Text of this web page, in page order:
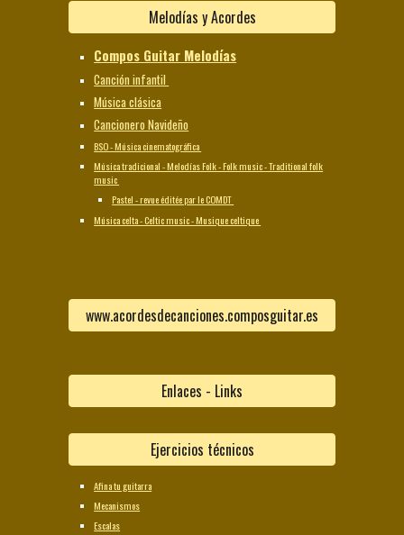
Melodías y Acordes
Compos Guitar Melodías
Canción infantil
Música clásica
Cancionero Navideño
BSO - Música cinematográfica
Música tradicional - Melodías Folk - Folk music - Traditional folk
music
Pastel - revue éditée par le COMDT
Música celta - Celtic music - Musique celtique
www.acordesdecanciones.composguitar.es
Enlaces - Links
Ejercicios técnicos
Afina tu guitarra
Mecanismos
Escalas